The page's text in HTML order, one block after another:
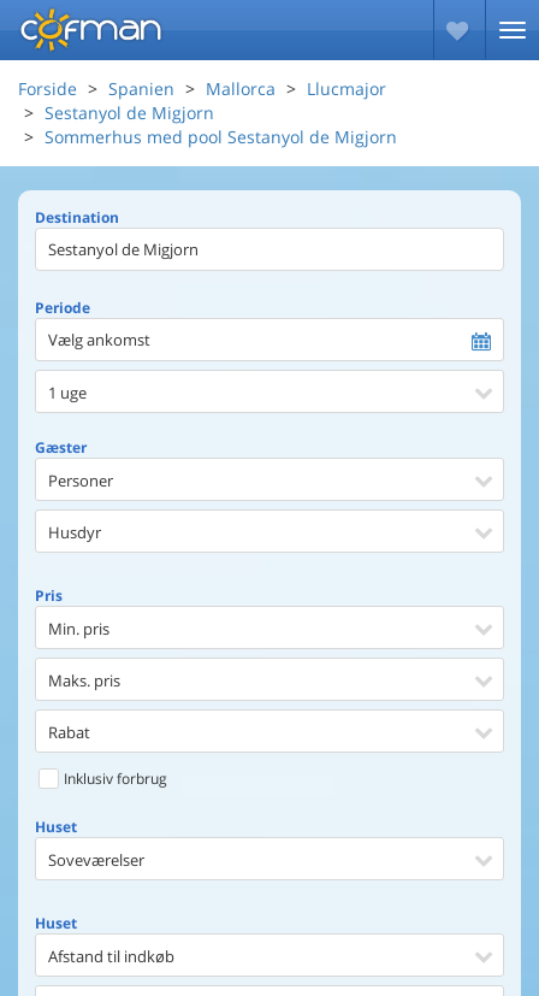
Forside Spanien Mallorca
Llucmajor
Sestanyol de Migjorn
Sommerhus med pool Sestanyol de Migjorn
Destination
Periode
Vælg ankomst
1 uge
Gæster
Personer
Husdyr
Pris
Min. pris
Maks. pris
Rabat
Inklusiv forbrug
Huset
Soveværelser
Huset
Afstand til indkøb